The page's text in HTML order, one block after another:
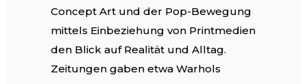
Concept Art und der Pop-Bewegung
mittels Einbeziehung von Printmedien
den Blick auf Realität und Alltag.
Zeitungen gaben etwa Warhols